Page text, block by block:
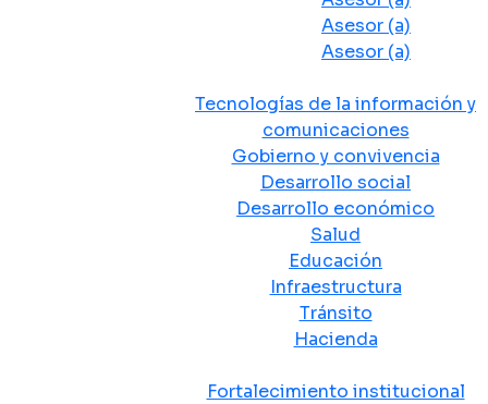
Asesor (a)
Asesor (a)
Tecnologías de la información y
comunicaciones
Gobierno y convivencia
Desarrollo social
Desarrollo económico
Salud
Educación
Infraestructura
Tránsito
Hacienda
Fortalecimiento institucional